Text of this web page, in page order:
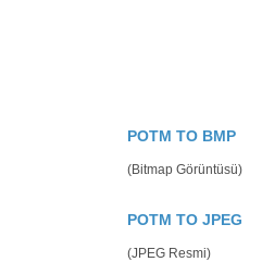
POTM TO BMP
(Bitmap Görüntüsü)
POTM TO JPEG
(JPEG Resmi)